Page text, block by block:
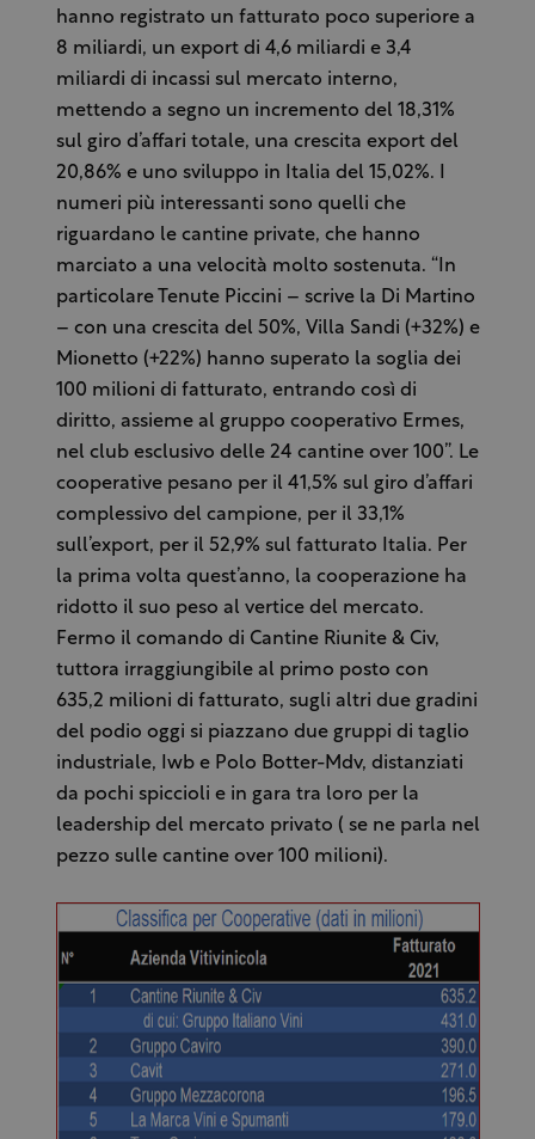
hanno registrato un fatturato poco superiore a
8 miliardi, un export di 4,6 miliardi e 3,4
miliardi di incassi sul mercato interno,
mettendo a segno un incremento del 18,31%
sul giro d’affari totale, una crescita export del
20,86% e uno sviluppo in Italia del 15,02%. I
numeri più interessanti sono quelli che
riguardano le cantine private, che hanno
marciato a una velocità molto sostenuta. “In
particolare Tenute Piccini – scrive la Di Martino
– con una crescita del 50%, Villa Sandi (+32%) e
Mionetto (+22%) hanno superato la soglia dei
100 milioni di fatturato, entrando così di
diritto, assieme al gruppo cooperativo Ermes,
nel club esclusivo delle 24 cantine over 100”. Le
cooperative pesano per il 41,5% sul giro d’affari
complessivo del campione, per il 33,1%
sull’export, per il 52,9% sul fatturato Italia. Per
la prima volta quest’anno, la cooperazione ha
ridotto il suo peso al vertice del mercato.
Fermo il comando di Cantine Riunite & Civ,
tuttora irraggiungibile al primo posto con
635,2 milioni di fatturato, sugli altri due gradini
del podio oggi si piazzano due gruppi di taglio
industriale, Iwb e Polo Botter-Mdv, distanziati
da pochi spiccioli e in gara tra loro per la
leadership del mercato privato ( se ne parla nel
pezzo sulle cantine over 100 milioni).